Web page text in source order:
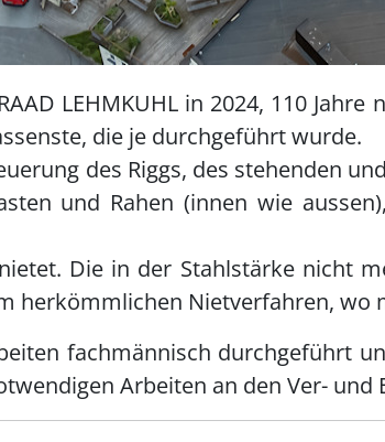
LEHMKUHL in 2024, 110
die je durchgeführt wurde.
des Riggs, des stehenden
und Rahen (innen wie
Die in der Stahlstärke nicht
herkömmlichen Nietverfahren, wo
fachmännisch durchgeführt
Arbeiten an den Ver- und